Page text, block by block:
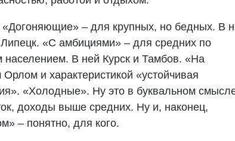
«Догоняющие» – для крупных, но бедных. В
«С амбициями» – для средних по
В ней Курск и Тамбов. «На
Орлом и характеристикой «устойчивая
«Холодные». Ну это в буквальном
доходы выше средних. Ну и, наконец,
– понятно, для кого.